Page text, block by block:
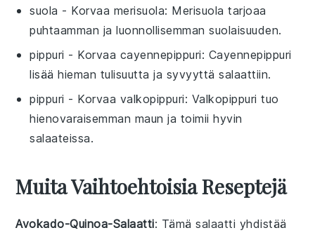
suola - Korvaa merisuola: Merisuola tarjoaa
puhtaamman ja luonnollisemman suolaisuuden.
pippuri - Korvaa cayennepippuri: Cayennepippuri
lisää hieman tulisuutta ja syvyyttä salaattiin.
pippuri - Korvaa valkopippuri: Valkopippuri tuo
hienovaraisemman maun ja toimii hyvin
salaateissa.
Muita Vaihtoehtoisia Reseptejä
Avokado-Quinoa-Salaatti: Tämäsalaatti yhdistää